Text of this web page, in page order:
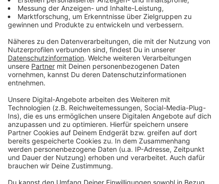
Zurückhaltung gibt es hingegen beim Thema
Investitionen: Nur 15 Prozent der Unternehmen wollen
diese im laufenden Jahr steigern.
Anzeige
Erstmals "Düsseldorfer
Schule/Wirtschaftspreis" verliehen
Anzeige
Im Rahmen des Düsseldorfer Arbeitgebertages ist am
Dienstagnachmittag (17.06.2025) erstmals der
"Düsseldorfer Schule/Wirtschaft-Preis"